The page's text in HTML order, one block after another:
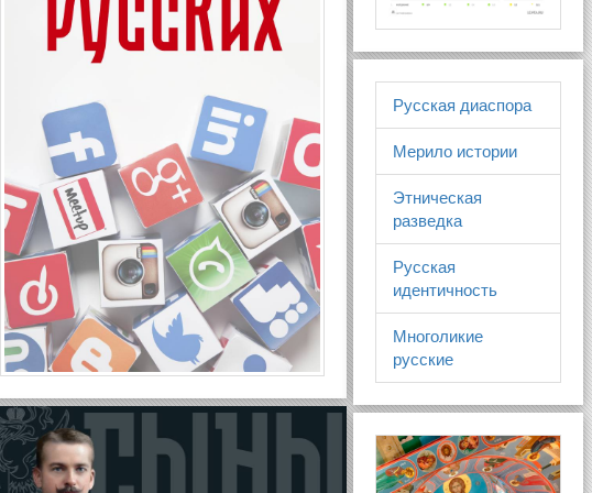
Русская диаспора
Мерило истории
Этническая
разведка
Русская
идентичность
Многоликие
русские